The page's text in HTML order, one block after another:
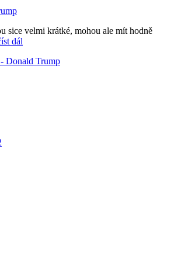
sice velmi krátké, mohou ale mít hodně
dál